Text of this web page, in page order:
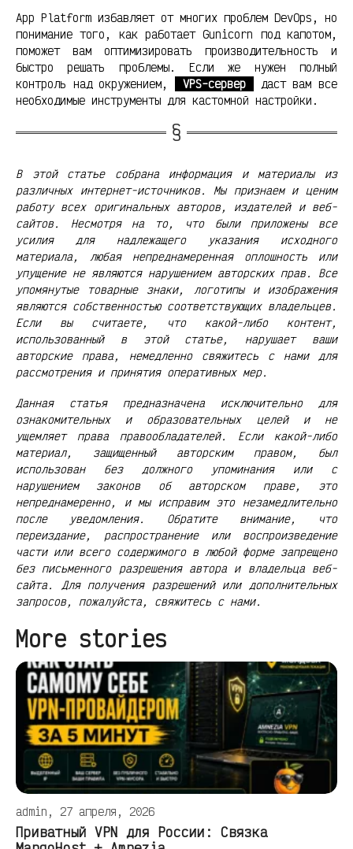
App Platform избавляет от многих проблем DevOps, но
понимание того, как работает Gunicorn под капотом,
поможет вам оптимизировать производительность и
быстро решать проблемы. Если же нужен полный
контроль над окружением,
VPS-сервер
даст вам все
необходимые инструменты для кастомной настройки.
В этой статье собрана информация и материалы из
различных интернет-источников. Мы признаем и ценим
работу всех оригинальных авторов, издателей и веб-
сайтов. Несмотря на то, что были приложены все
усилия для надлежащего указания исходного
материала, любая непреднамеренная оплошность или
упущение не являются нарушением авторских прав. Все
упомянутые товарные знаки, логотипы и изображения
являются собственностью соответствующих владельцев.
Если вы считаете, что какой-либо контент,
использованный в этой статье, нарушает ваши
авторские права, немедленно свяжитесь с нами для
рассмотрения и принятия оперативных мер.
Данная статья предназначена исключительно для
ознакомительных и образовательных целей и не
ущемляет права правообладателей. Если какой-либо
материал, защищенный авторским правом, был
использован без должного упоминания или с
нарушением законов об авторском праве, это
непреднамеренно, и мы исправим это незамедлительно
после уведомления. Обратите внимание, что
переиздание, распространение или воспроизведение
части или всего содержимого в любой форме запрещено
без письменного разрешения автора и владельца веб-
сайта. Для получения разрешений или дополнительных
запросов, пожалуйста, свяжитесь с нами.
More stories
admin, 27 апреля, 2026
Приватный VPN для России: Связка